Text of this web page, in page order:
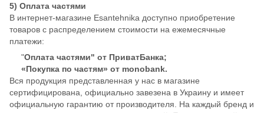
5) Оплата частями
В интернет-магазине Esantehnika доступно приобретение
товаров с распределением стоимости на ежемесячные
платежи:
"Оплата частями" от ПриватБанка;
«Покупка по частям» от monobank.
Вся продукция представленная у нас в магазине
сертифицирована, официально завезена в Украину и имеет
официальную гарантию от производителя. На каждый бренд и